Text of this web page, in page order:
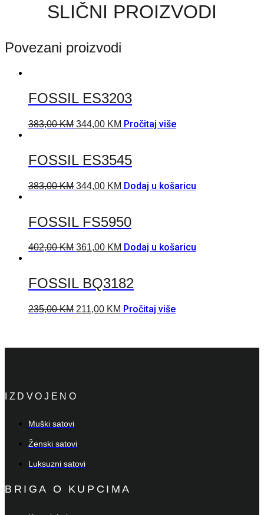
SLIČNI PROIZVODI
Povezani proizvodi
FOSSIL ES3203
383,00KM 344,00 KM Pročitaj više
FOSSIL ES3545
383,00KM 344,00 KM Dodaj u košaricu
FOSSIL FS5950
402,00KM 361,00 KM Dodaj u košaricu
FOSSIL BQ3182
235,00KM 211,00 KM Pročitaj više
IZDVOJENO
Muški satovi
Ženski satovi
Luksuzni satovi
BRIGA O KUPCIMA